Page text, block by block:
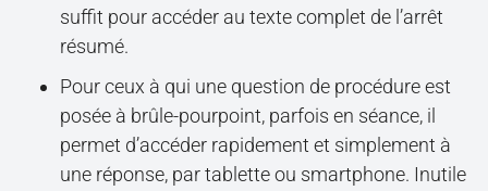
suffit pour accéder au texte complet de l’arrêt
résumé.
Pour ceux à qui une question de procédure est
posée à brûle-pourpoint, parfois en séance, il
permet d’accéder rapidement et simplement à
une réponse, par tablette ou smartphone. Inutile